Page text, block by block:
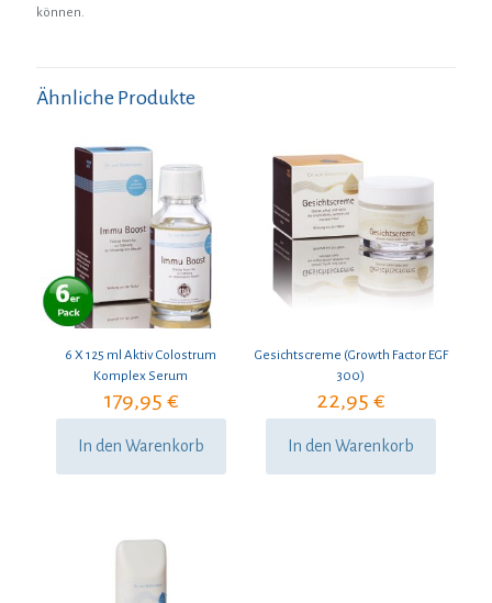
können.
Ähnliche Produkte
6 X 125 ml Aktiv Colostrum
Komplex Serum
179,95 €
In den Warenkorb
Gesichtscreme (Growth Factor EGF
300)
22,95 €
In den Warenkorb